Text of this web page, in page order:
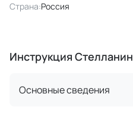
Страна:Россия
Инструкция Стелланин
Основные сведения